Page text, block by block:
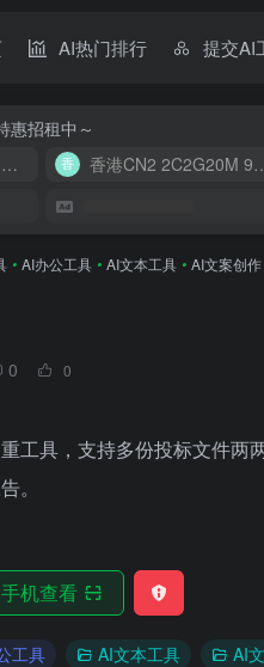
AI热门排行 提交AI
惠招租中～
零导航-简介实用的网址导航
香港CN2
• AI办公工具 • AI文本工具 • AI文案创作
0 0
工具，支持多份投标文件
。
手机查看
工具 AI文本工具
AI